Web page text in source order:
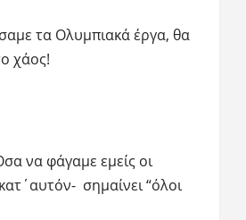
τα Ολυμπιακά έργα, θα
χάος!
να φάγαμε εμείς οι
σημαίνει “όλοι